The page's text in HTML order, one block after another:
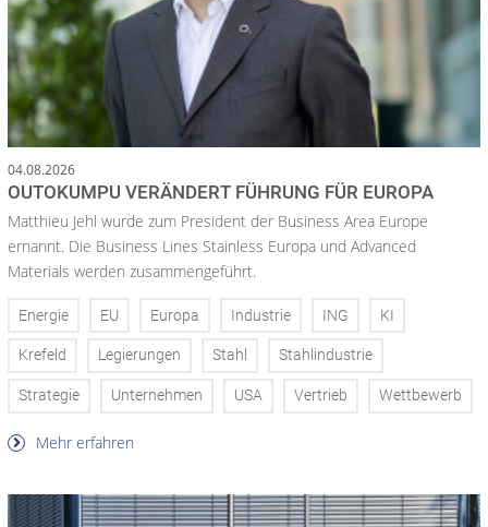
04.08.2026
OUTOKUMPU VERÄNDERT FÜHRUNG FÜR EUROPA
Matthieu Jehl wurde zum President der Business Area Europe
ernannt. Die Business Lines Stainless Europa und Advanced
Materials werden zusammengeführt.
Energie EU Europa Industrie ING KI
Krefeld Legierungen Stahl Stahlindustrie
Strategie Unternehmen USA Vertrieb Wettbewerb
Mehr erfahren